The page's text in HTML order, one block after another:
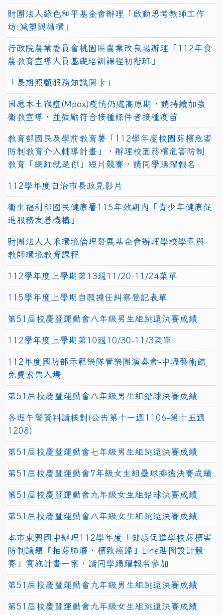
財團法人綠色和平基金會辦理「啟動思考教師工作
坊:減塑與循環」
行政院農業委員會桃園區農業改良場辦理「112年食
農教育宣導人員基礎培訓課程初階班」
「長期照顧服務知識圖卡」
因應本土猴痘(Mpox)疫情仍處高原期，請持續加強
衛教宣導，並鼓勵符合接種條件者接種疫苗
教育部國民及學前教育署「112學年度校園菸檳危害
防制教育介入輔導計畫」，辦理校園菸檳危害防制
教育「網紅就是你」短片競賽，請同學踴躍報名
112學年度自治市長政見影片
衛生福利部國民健康署115年效期內「青少年健康促
進服務友善機構」
財團法人人禾環境倫理發展基金會辦理學校學童與
教師環境教育課程
112學年度上學期第13週11/20-11/24菜單
115學年度上學期自願擔任糾察登記表單
第51屆校慶暨運動會八年級男生組跳遠決賽成績
112學年度上學期第10週10/30-11/3菜單
112年度國防部示範樂隊管樂團演奏會-中壢藝術館
免費索票入場
第51屆校慶暨運動會八年級男生組鉛球決賽成績
各班午餐資料請核對(公告第十一週1106-第十五週
1208)
第51屆校慶暨運動會七年級男生組跳遠決賽成績
第51屆校慶暨運動會7年級女生組壘球擲遠決賽成績
第51屆校慶暨運動會九年級女生組鉛球決賽成績
第51屆校慶暨運動會八年級女生組跳遠決賽成績
本市東興國中辦理112學年度「健康促進學校菸檳害
防制議題『抽菸肺廢、檳致癌歸』Line貼圖設計競
賽」實施計畫一案，請同學踴躍報名參加
第51屆校慶暨運動會九年級男生組跳遠決賽成績
第51屆校慶暨運動會九年級女生組跳遠決賽成績